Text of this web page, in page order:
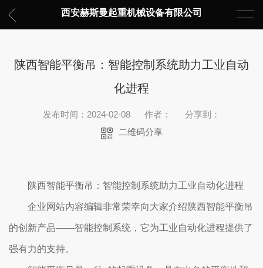
西安赫斯曼起重机械设备有限公司
陕西智能平衡吊：智能控制系统助力工业自动
化进程
发布时间：2024-02-08 作者：
分享到：
二维码分享
陕西智能平衡吊：智能控制系统助力工业自动化进程
企业网站内容编辑非常荣幸向大家介绍陕西智能平衡吊
的创新产品——智能控制系统，它为工业自动化进程提供了
强有力的支持。